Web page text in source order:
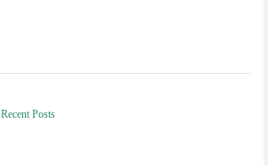
Recent Posts